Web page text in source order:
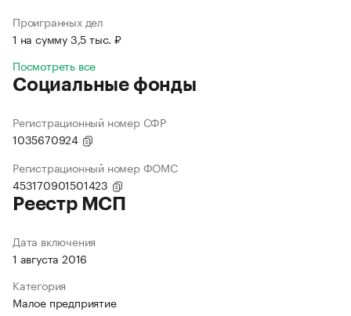
Проигранных дел
1 на сумму 3,5 тыс. ₽
Посмотреть все
Социальные фонды
Регистрационный номер СФР
1035670924
Регистрационный номер ФОМС
453170901501423
Реестр МСП
Дата включения
1 августа 2016
Категория
Малое предприятие